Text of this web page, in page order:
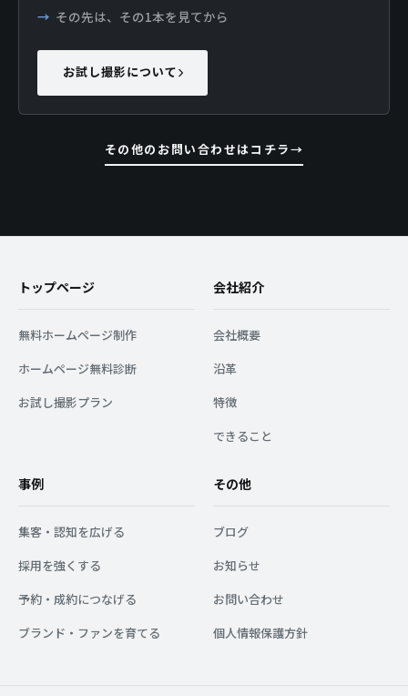
その先は、その1本を見てから
お試し撮影について
その他のお問い合わせはコチラ
トップページ
無料ホームページ制作
ホームページ無料診断
お試し撮影プラン
会社紹介
会社概要
沿革
特徴
できること
事例
集客・認知を広げる
採用を強くする
予約・成約につなげる
ブランド・ファンを育てる
その他
ブログ
お知らせ
お問い合わせ
個人情報保護方針